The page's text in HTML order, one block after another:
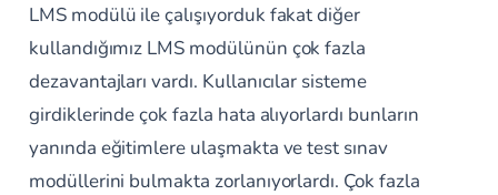
LMS modülü ile çalışıyorduk fakat diğer
kullandığımız LMS modülünün çok fazla
dezavantajları vardı. Kullanıcılar sisteme
girdiklerinde çok fazla hata alıyorlardı bunların
yanında eğitimlere ulaşmakta ve test sınav
modüllerini bulmakta zorlanıyorlardı. Çok fazla